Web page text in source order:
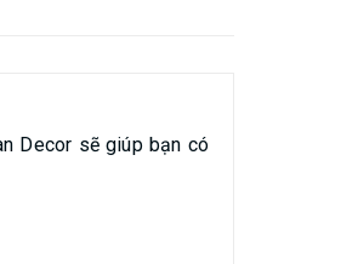
Decor sẽ giúp bạn có